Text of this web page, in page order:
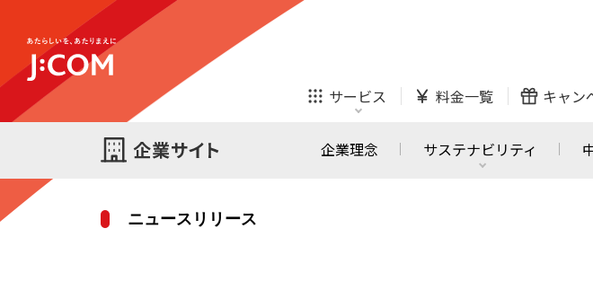
サービス 料金一覧 キャン
テレビ
ほけん ローン 防犯カメラ
企業理念 サステナビリティ
ニュースリリース